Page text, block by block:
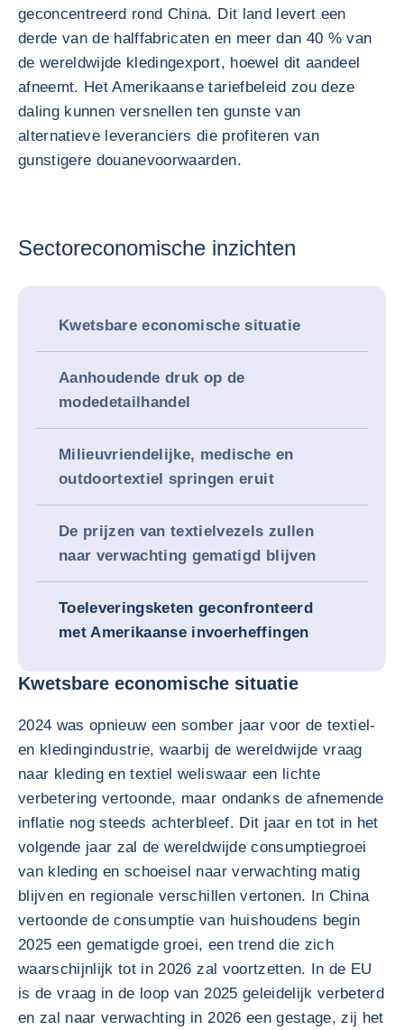
geconcentreerd rond China. Dit land levert een
derde van de halffabricaten en meer dan 40 % van
de wereldwijde kledingexport, hoewel dit aandeel
afneemt. Het Amerikaanse tariefbeleid zou deze
daling kunnen versnellen ten gunste van
alternatieve leveranciers die profiteren van
gunstigere douanevoorwaarden.
Sectoreconomische inzichten
Kwetsbare economische situatie
Aanhoudende druk op de
modedetailhandel
Milieuvriendelijke, medische en
outdoortextiel springen eruit
De prijzen van textielvezels zullen
naar verwachting gematigd blijven
Toeleveringsketen geconfronteerd
met Amerikaanse invoerheffingen
Kwetsbare economische situatie
2024 was opnieuw een somber jaar voor de textiel-
en kledingindustrie, waarbij de wereldwijde vraag
naar kleding en textiel weliswaar een lichte
verbetering vertoonde, maar ondanks de afnemende
inflatie nog steeds achterbleef. Dit jaar en tot in het
volgende jaar zal de wereldwijde consumptiegroei
van kleding en schoeisel naar verwachting matig
blijven en regionale verschillen vertonen. In China
vertoonde de consumptie van huishoudens begin
2025 een gematigde groei, een trend die zich
waarschijnlijk tot in 2026 zal voortzetten. In de EU
is de vraag in de loop van 2025 geleidelijk verbeterd
en zal naar verwachting in 2026 een gestage, zij het